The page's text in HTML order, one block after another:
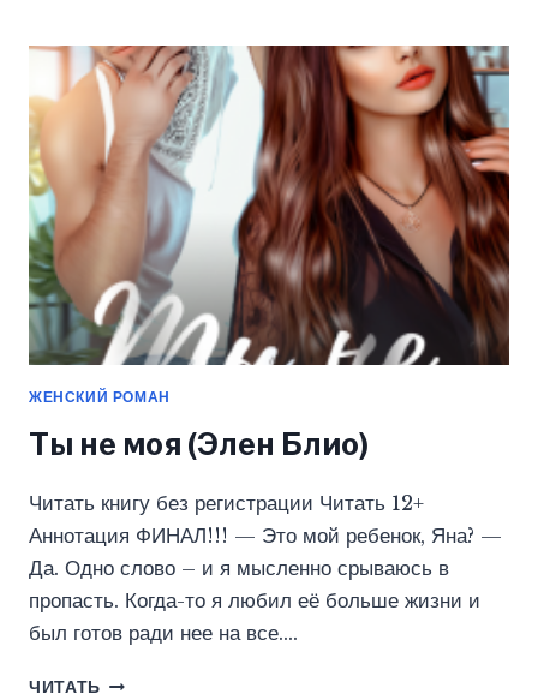
(ЭЛЕН
БЛИО)
ЖЕНСКИЙ РОМАН
Ты не моя (Элен Блио)
Читать книгу без регистрации Читать 12+
Аннотация ФИНАЛ!!! — Это мой ребенок, Яна? —
Да. Одно слово – и я мысленно срываюсь в
пропасть. Когда-то я любил её больше жизни и
был готов ради нее на все….
ЧИТАТЬ ТЫ